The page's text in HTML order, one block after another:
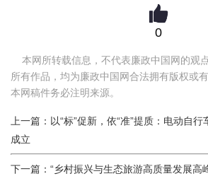
0
本网所转载信息，不代表廉政中国网的观
所有作品，均为廉政中国网合法拥有版权或
本网稿件务必注明来源。
上一篇：以“标”促新，依“准”提质：电动自
成立
下一篇：“乡村振兴与生态旅游高质量发展高